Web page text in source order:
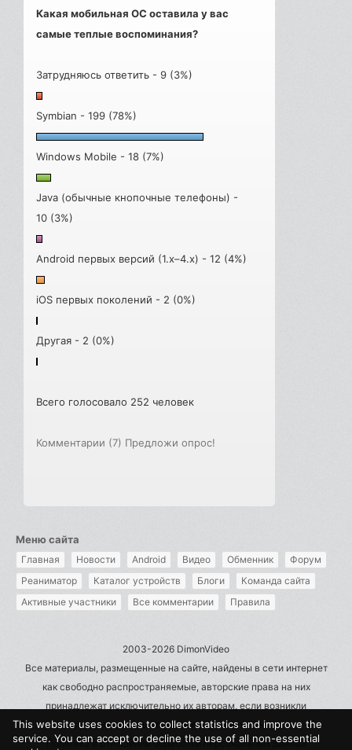
Какая мобильная ОС оставила у вас
самые теплые воспоминания?
Затрудняюсь ответить - 9 (3%)
Symbian - 199 (78%)
Windows Mobile - 18 (7%)
Java (обычные кнопочные телефоны) -
10 (3%)
Android первых версий (1.x–4.x) - 12 (4%)
iOS первых поколений - 2 (0%)
Другая - 2 (0%)
Всего голосовало 252 человек
Комментарии (7) Предложи опрос!
Меню сайта
Главная Новости Android Видео Обменник
Форум
Реаниматор
Каталог устройств Блоги
Команда сайта
Активные участники
Все комментарии Правила
2003-2026 DimonVideo
Все материалы, размещенные на сайте, найдены в сети интернет
как свободно распространяемые, авторские права на них
принадлежат исключительно их авторам, если возникли
претензии - пишите на admin@dimonvideo.ru
Политика в отношении обработки персональных данных
This website uses cookies to collect statistics and improve the
service. You can accept or decline the use of all non-essential